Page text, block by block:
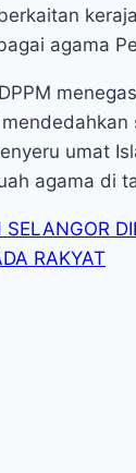
agama
umat
agama di
RAKYAT